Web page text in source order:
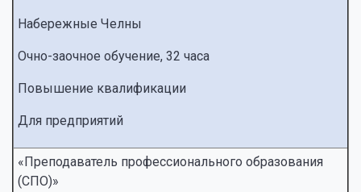
Набережные Челны
Очно-заочное обучение, 32 часа
Повышение квалификации
Для предприятий
«Преподаватель профессионального образования
(СПО)»